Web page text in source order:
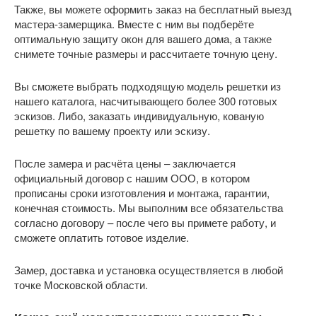
Также, вы можете оформить заказ на бесплатный выезд
мастера-замерщика. Вместе с ним вы подберёте
оптимальную защиту окон для вашего дома, а также
снимете точные размеры и рассчитаете точную цену.
Вы сможете выбрать подходящую модель решетки из
нашего каталога, насчитывающего более 300 готовых
эскизов. Либо, заказать индивидуальную, кованую
решетку по вашему проекту или эскизу.
После замера и расчёта цены – заключается
официальный договор с нашим ООО, в котором
прописаны сроки изготовления и монтажа, гарантии,
конечная стоимость. Мы выполним все обязательства
согласно договору – после чего вы примете работу, и
сможете оплатить готовое изделие.
Замер, доставка и установка осуществляется в любой
точке Московской области.